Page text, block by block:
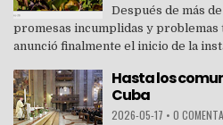
Después de más
promesas incumplidas y problemas
anunció finalmente el inicio de la
Hasta los
Cuba
2026-05-17 • 0